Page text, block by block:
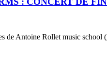
de Antoine Rollet music school